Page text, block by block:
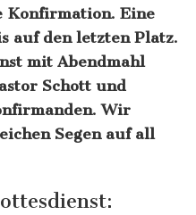
Konfirmation. Eine
auf den letzten Platz.
mit Abendmahl
Schott und
Wir
Segen auf all